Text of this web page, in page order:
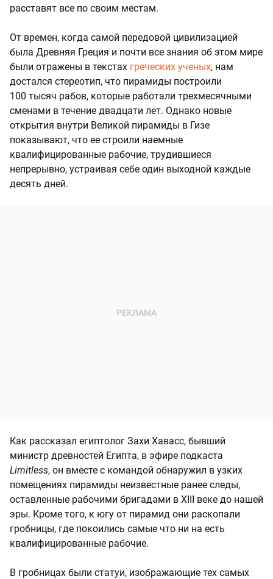
расставят все по своим местам.
От времен, когда самой передовой цивилизацией
была Древняя Греция и почти все знания об этом мире
были отражены в текстах греческих ученых, нам
достался стереотип, что пирамиды построили
100 тысяч рабов, которые работали трехмесячными
сменами в течение двадцати лет. Однако новые
открытия внутри Великой пирамиды в Гизе
показывают, что ее строили наемные
квалифицированные рабочие, трудившиеся
непрерывно, устраивая себе один выходной каждые
десять дней.
Как рассказал египтолог Захи Хавасс, бывший
министр древностей Египта, в эфире подкаста
Limitless, он вместе с командой обнаружил в узких
помещениях пирамиды неизвестные ранее следы,
оставленные рабочими бригадами в XIII веке до нашей
эры. Кроме того, к югу от пирамид они раскопали
гробницы, где покоились самые что ни на есть
квалифицированные рабочие.
В гробницах были статуи, изображающие тех самых